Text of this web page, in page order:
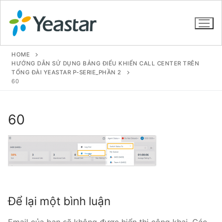
Tổng đài VoIP Yeastar S412
Tổng đài VoIP Yeastar S50
Tổng đài VoIP Yeastar S100
HOME
HƯỚNG DẪN SỬ DỤNG BẢNG ĐIỂU KHIỂN CALL CENTER TRÊN
TỔNG ĐÀI YEASTAR P-SERIE_PHẦN 2
60
60
Để lại một bình luận